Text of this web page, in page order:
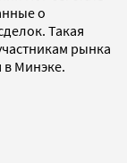
о
Такая
рынка
в Минэке.